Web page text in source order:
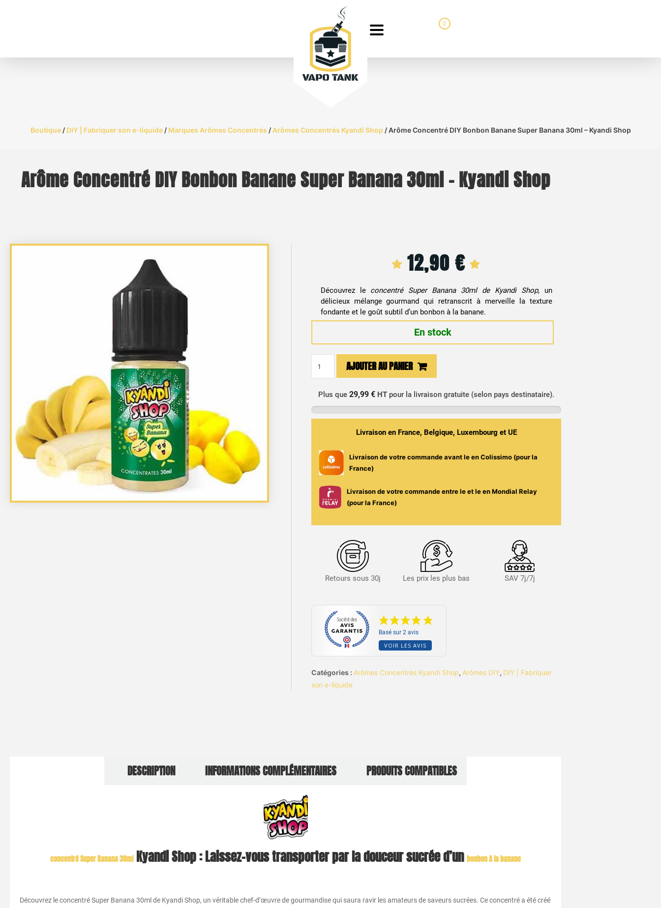
0
Boutique/ DIY | Fabriquer son e-liquide/ Marques Arômes Concentrés / Arômes Concentrés Kyandi Shop / Arôme Concentré DIY Bonbon Banane Super Banana 30ml – Kyandi Shop
Arôme Concentré DIY Bonbon Banane Super Banana 30ml – Kyandi Shop
12,90€
Découvrez le concentré Super Banana 30ml de Kyandi Shop, un
délicieux mélange gourmand qui retranscrit à merveille la texture
fondante et le goût subtil d’un bonbon à la banane.
En stock
Concentré
DIY
Bonbon
Banana
AJOUTER AU PANIER
Plus que29,99 € HT pour la livraison gratuite (selon pays destinataire).
Livraison en France, Belgique, Luxembourg et UE
Livraison de votre commande avant leen Colissimo (pour la
France)
Livraison de votre commande entre leet leen Mondial Relay
(pour la France)
Retours sous 30j Les prix les plus bas SAV 7j/7j
Basé sur 2 avis
VOIR LES AVIS
Catégories : Arômes Concentrés Kyandi Shop, Arômes DIY, DIY | Fabriquer
son e-liquide
DESCRIPTION INFORMATIONS COMPLÉMENTAIRES PRODUITS COMPATIBLES
concentré Super Banana 30mlKyandi Shop : Laissez-vous transporter par la douceur sucrée d’unbonbon à la banane
Découvrez le concentré Super Banana 30ml de Kyandi Shop, un véritable chef-d’œuvre de gourmandise qui saura ravir les amateurs de saveurs sucrées. Ce concentré a été créé